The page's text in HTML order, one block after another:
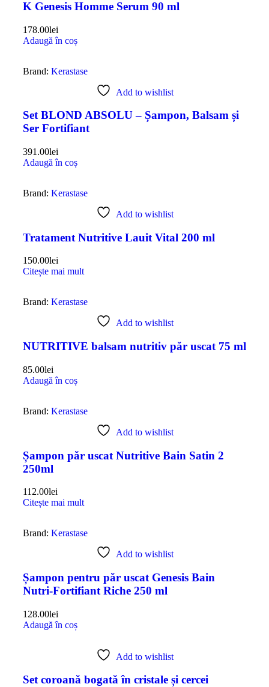
K Genesis Homme Serum 90 ml
178.00lei
Adaugă în coș
Brand: Kerastase
Add to wishlist
Set BLOND ABSOLU – Șampon, Balsam și
Ser Fortifiant
391.00lei
Adaugă în coș
Brand: Kerastase
Add to wishlist
Tratament Nutritive Lauit Vital 200 ml
150.00lei
Citește mai mult
Brand: Kerastase
Add to wishlist
NUTRITIVE balsam nutritiv păr uscat 75 ml
85.00lei
Adaugă în coș
Brand: Kerastase
Add to wishlist
Șampon păr uscat Nutritive Bain Satin 2
250ml
112.00lei
Citește mai mult
Brand: Kerastase
Add to wishlist
Șampon pentru păr uscat Genesis Bain
Nutri-Fortifiant Riche 250 ml
128.00lei
Adaugă în coș
Add to wishlist
Set coroană bogată în cristale și cercei